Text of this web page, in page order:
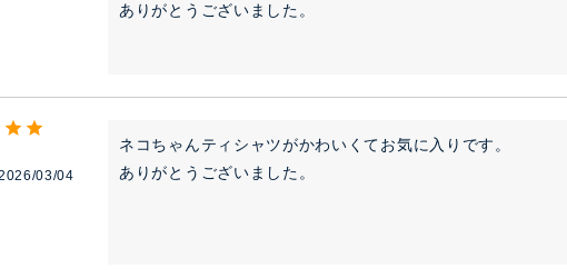
ありがとうございました。
03/04
ネコちゃんティシャツがかわいくてお気に入りです。
ありがとうございました。